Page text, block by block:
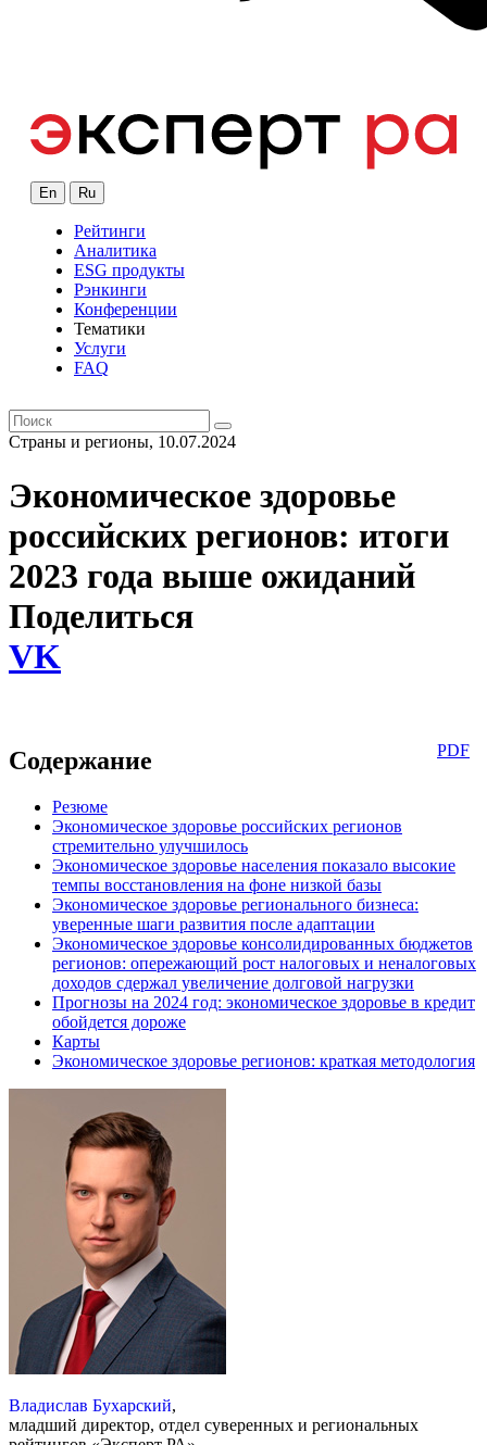
En Ru
Рейтинги
Аналитика
ESG продукты
Рэнкинги
Конференции
Тематики
Услуги
FAQ
Страны и регионы, 10.07.2024
Экономическое здоровье
российских регионов: итоги
2023 года выше ожиданий
Поделиться
VK
PDF
Содержание
Резюме
Экономическое здоровье российских регионов
стремительно улучшилось
Экономическое здоровье населения показало высокие
темпы восстановления на фоне низкой базы
Экономическое здоровье регионального бизнеса:
уверенные шаги развития после адаптации
Экономическое здоровье консолидированных бюджетов
регионов: опережающий рост налоговых и неналоговых
доходов сдержал увеличение долговой нагрузки
Прогнозы на 2024 год: экономическое здоровье в кредит
обойдется дороже
Карты
Экономическое здоровье регионов: краткая методология
Владислав Бухарский,
младший директор, отдел суверенных и региональных